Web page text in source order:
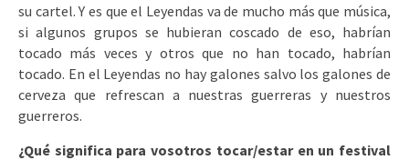
su cartel. Y es que el Leyendas va de mucho más que música,
si algunos grupos se hubieran coscado de eso, habrían
tocado más veces y otros que no han tocado, habrían
tocado. En el Leyendas no hay galones salvo los galones de
cerveza que refrescan a nuestras guerreras y nuestros
guerreros.
¿Qué significa para vosotros tocar/estar en un festival